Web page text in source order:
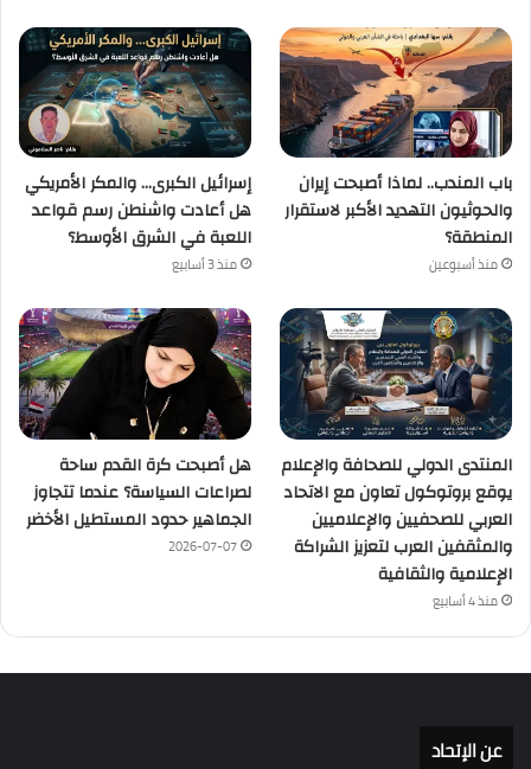
باب المندب.. لماذا أصبحت إيران
والحوثيون التهديد الأكبر لاستقرار
المنطقة؟
منذ أسبوعين
إسرائيل الكبرى… والمكر الأمريكي
هل أعادت واشنطن رسم قواعد
اللعبة في الشرق الأوسط؟
منذ 3 أسابيع
المنتدى الدولي للصحافة والإعلام
يوقع بروتوكول تعاون مع الاتحاد
العربي للصحفيين والإعلاميين
والمثقفين العرب لتعزيز الشراكة
الإعلامية والثقافية
منذ 4 أسابيع
هل أصبحت كرة القدم ساحة
لصراعات السياسة؟ عندما تتجاوز
الجماهير حدود المستطيل الأخضر
2026-07-07
عن الإتحاد